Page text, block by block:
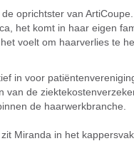
oprichtster van
het komt in haar eigen
voelt om haarverlies te
in voor
van de
de haarwerkbranche.
Miranda in het